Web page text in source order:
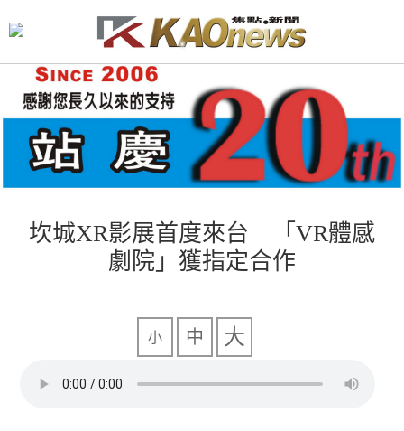
坎城XR影展首度來台 「VR體感
劇院」獲指定合作
小 中 大